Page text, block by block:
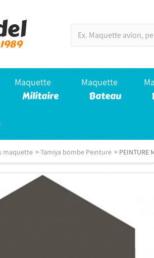
Maquette
Militaire
Maquette
Bateau
maquette >Tamiya bombe Peinture > PEINTURE